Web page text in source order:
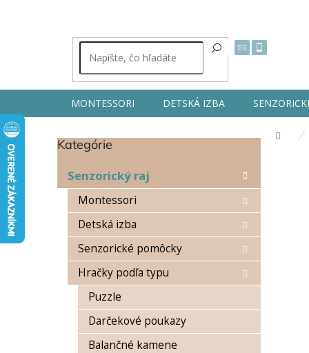
MONTESSORI DETSKÁ IZBA
B
Preskočiť
Kategórie
Senzorický raj
Montessori
Detská izba
Senzorické pomôcky
Hračky podľa typu
Puzzle
Darčekové poukazy
Balančné kamene